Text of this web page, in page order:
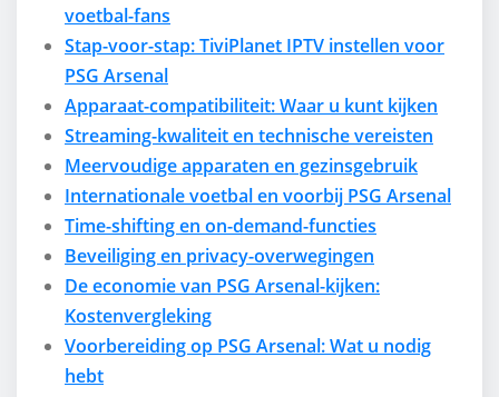
voetbal-fans
Stap-voor-stap: TiviPlanet IPTV instellen voor
PSG Arsenal
Apparaat-compatibiliteit: Waar u kunt kijken
Streaming-kwaliteit en technische vereisten
Meervoudige apparaten en gezinsgebruik
Internationale voetbal en voorbij PSG Arsenal
Time-shifting en on-demand-functies
Beveiliging en privacy-overwegingen
De economie van PSG Arsenal-kijken:
Kostenvergleking
Voorbereiding op PSG Arsenal: Wat u nodig
hebt